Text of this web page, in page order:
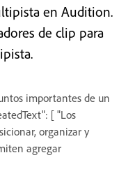
en Audition.
de clip para
importantes de un
[ "Los
organizar y
agregar